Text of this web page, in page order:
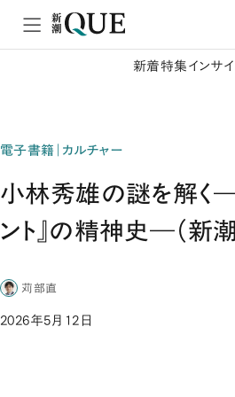
新着特集 インサイ
電子書籍｜カルチャー
小林秀雄の謎を解く―
ント』の精神史―（新
苅部直
2026年5月12日